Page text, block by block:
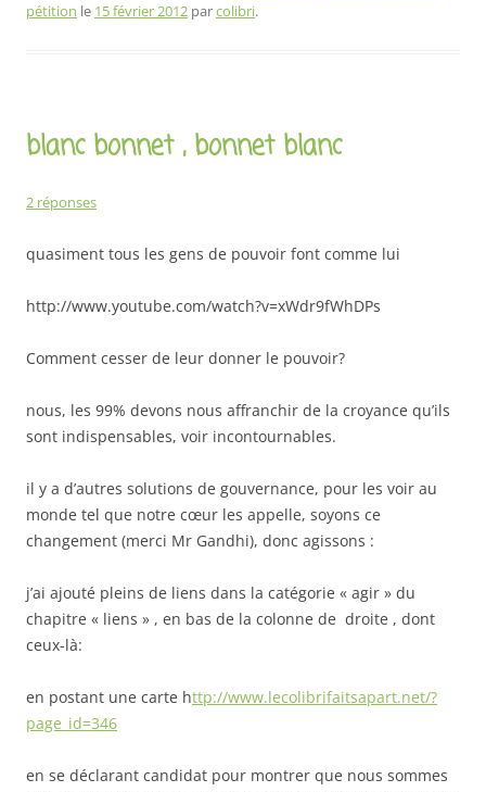
pétition le 15 février 2012 parcolibri.
blanc bonnet , bonnet blanc
2 réponses
quasiment tous les gens de pouvoir font comme lui
http://www.youtube.com/watch?v=xWdr9fWhDPs
Comment cesser de leur donner le pouvoir?
nous, les 99% devons nous affranchir de la croyance qu’ils
sont indispensables, voir incontournables.
il y a d’autres solutions de gouvernance, pour les voir au
monde tel que notre cœur les appelle, soyons ce
changement (merci Mr Gandhi), donc agissons :
j’ai ajouté pleins de liens dans la catégorie « agir » du
chapitre « liens » , en bas de la colonne de droite , dont
ceux-là:
en postant une carte http://www.lecolibrifaitsapart.net/?
page_id=346
en se déclarant candidat pour montrer que nous sommes